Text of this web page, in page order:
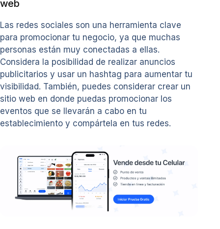
web
Las redes sociales son una herramienta clave
para promocionar tu negocio, ya que muchas
personas están muy conectadas a ellas.
Considera la posibilidad de realizar anuncios
publicitarios y usar un hashtag para aumentar tu
visibilidad. También, puedes considerar crear un
sitio web en donde puedas promocionar los
eventos que se llevarán a cabo en tu
establecimiento y compártela en tus redes.